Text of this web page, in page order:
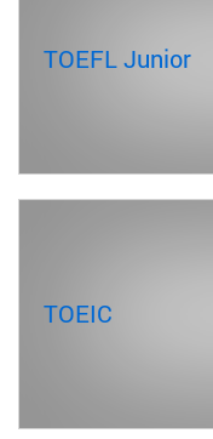
TOEFL Junior
TOEIC